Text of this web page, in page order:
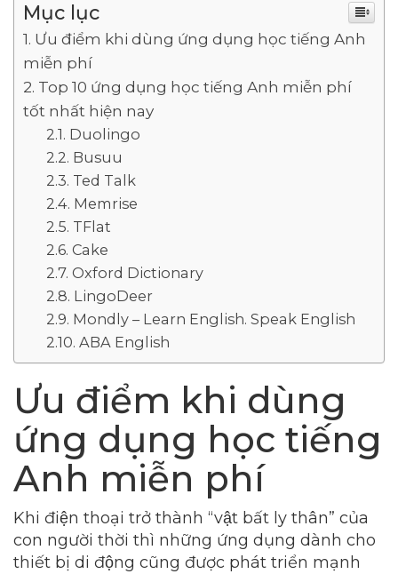
Mục lục
Ưu điểm khi dùng ứng dụng học tiếng Anh
miễn phí
Top 10 ứng dụng học tiếng Anh miễn phí
tốt nhất hiện nay
Duolingo
Busuu
Ted Talk
Memrise
TFlat
Cake
Oxford Dictionary
LingoDeer
Mondly – Learn English. Speak English
ABA English
Ưu điểm khi dùng
ứng dụng học tiếng
Anh miễn phí
Khi điện thoại trở thành “vật bất ly thân” của
con người thời thì những ứng dụng dành cho
thiết bị di động cũng được phát triển mạnh